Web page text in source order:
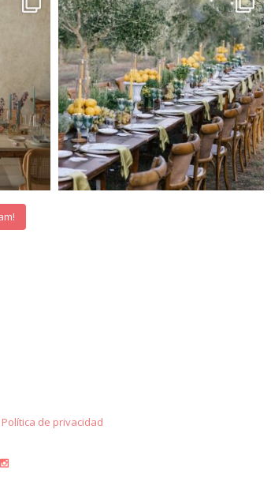
Política de privacidad